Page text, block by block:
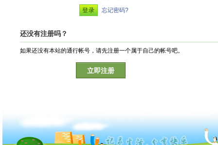
忘记密码?
还没有注册吗？
如果还没有本站的通行帐号，请先注册一个属于自己的帐号吧。
立即注册